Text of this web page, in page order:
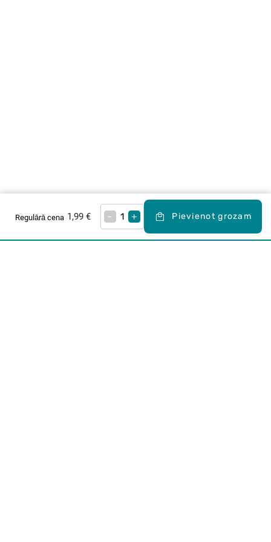
Regulārā cena 1,99 € – + Pievienot grozam